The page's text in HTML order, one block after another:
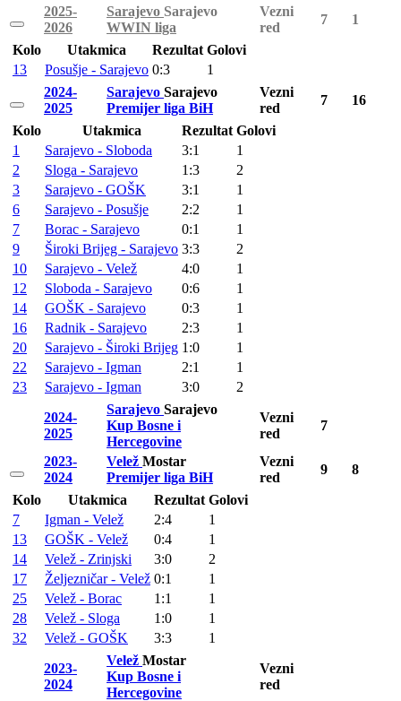
2025-
2026
Sarajevo Sarajevo
WWIN liga
Vezni
red
7
1
Kolo
Utakmica Rezultat Golovi
13
Posušje - Sarajevo 0:3
1
2024-
2025
Sarajevo Sarajevo
Premijer liga BiH
Vezni
red
7
16
Kolo
Utakmica Rezultat Golovi
1
Sarajevo - Sloboda 3:1
1
2
Sloga - Sarajevo 1:3
2
3
Sarajevo - GOŠK 3:1
1
6
Sarajevo - Posušje 2:2
1
7
Borac - Sarajevo 0:1
1
9
Široki Brijeg - Sarajevo 3:3
2
10
Sarajevo - Velež 4:0
1
12
Sloboda - Sarajevo 0:6
1
14
GOŠK - Sarajevo 0:3
1
16
Radnik - Sarajevo 2:3
1
20
Sarajevo - Široki Brijeg 1:0
1
22
Sarajevo - Igman 2:1
1
23
Sarajevo - Igman 3:0
2
2024-
2025
Sarajevo Sarajevo
Kup Bosne i
Hercegovine
Vezni
red
7
2023-
2024
Velež Mostar
Premijer liga BiH
Vezni
red
9
8
Kolo
Utakmica Rezultat Golovi
7
Igman - Velež 2:4
1
13
GOŠK - Velež 0:4
1
14
Velež - Zrinjski 3:0
2
17
Željezničar - Velež 0:1
1
25
Velež - Borac 1:1
1
28
Velež - Sloga 1:0
1
32
Velež - GOŠK 3:3
1
2023-
2024
Velež Mostar
Kup Bosne i
Hercegovine
Vezni
red